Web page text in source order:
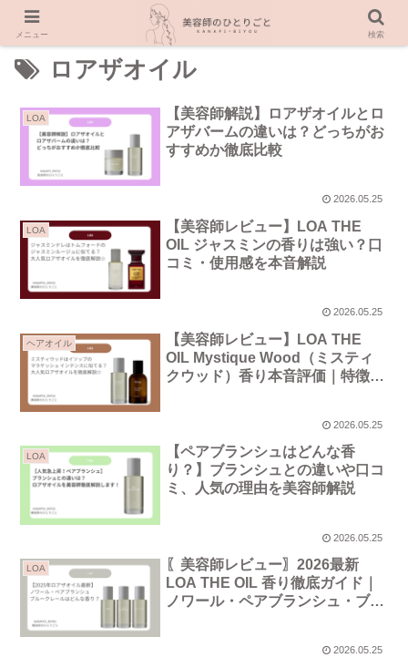
ロアザオイル
LOA
【美容師解説】ロアザオイルとロ
アザバームの違いは？どっちがお
すすめか徹底比較
2026.05.25
LOA
【美容師レビュー】LOA THE
OIL ジャスミンの香りは強い？口
コミ・使用感を本音解説
2026.05.25
ヘアオイル
【美容師レビュー】LOA THE
OIL Mystique Wood（ミスティ
クウッド）香り本音評価｜特徴・
2026.05.25
LOA
【ペアブランシュはどんな香
り？】ブランシュとの違いや口コ
ミ、人気の理由を美容師解説
2026.05.25
LOA
〖美容師レビュー〗2026最新
LOA THE OIL 香り徹底ガイド｜
ノワール・ペアブランシュ・ブル
2026.05.25
メニュー 検索